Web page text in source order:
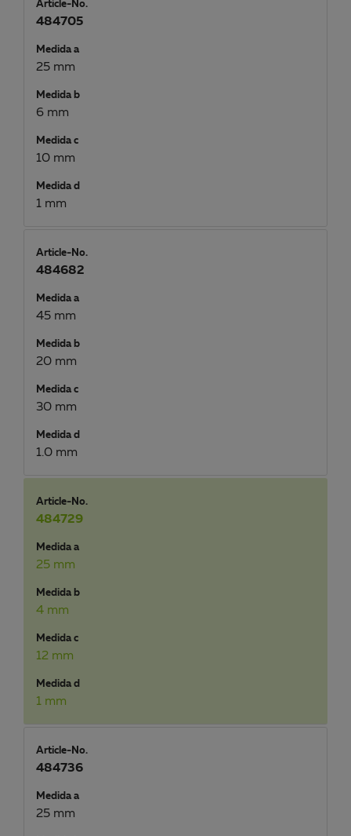
Article-No.
484705
Medida a
25 mm
Medida b
6 mm
Medida c
10 mm
Medida d
1 mm
Article-No.
484682
Medida a
45 mm
Medida b
20 mm
Medida c
30 mm
Medida d
1.0 mm
Article-No.
484729
Medida a
25 mm
Medida b
4 mm
Medida c
12 mm
Medida d
1 mm
Article-No.
484736
Medida a
25 mm